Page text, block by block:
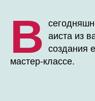
В аиста из
создания
мастер-классе.